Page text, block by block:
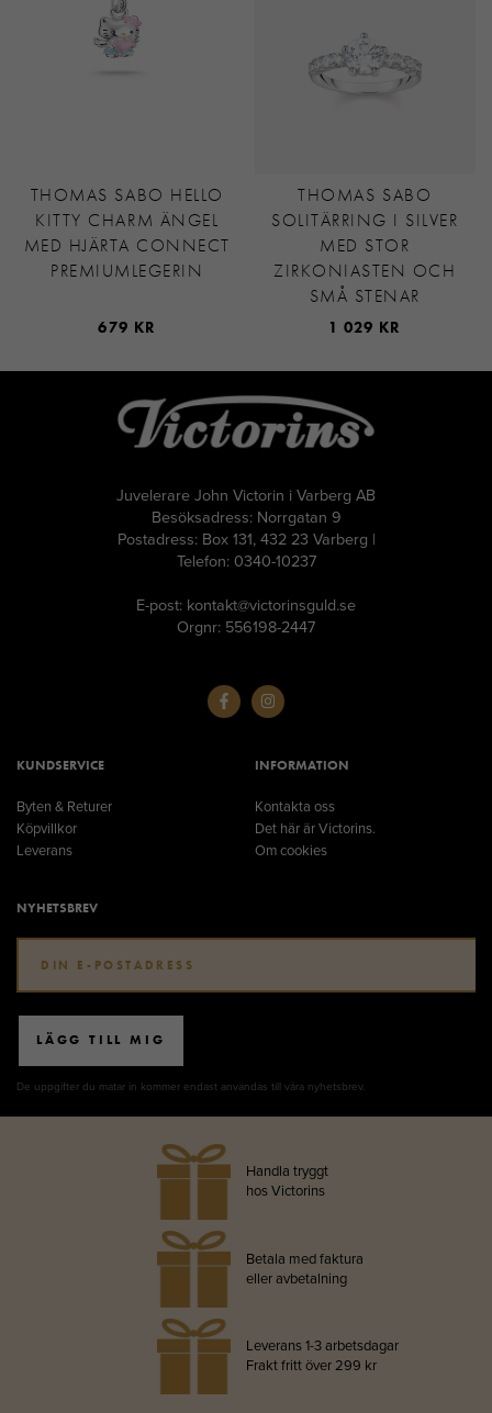
THOMAS SABO HELLO
KITTY CHARM ÄNGEL
MED HJÄRTA CONNECT
PREMIUMLEGERIN
679 KR
THOMAS SABO
SOLITÄRRING I SILVER
MED STOR
ZIRKONIASTEN OCH
SMÅ STENAR
1 029 KR
Juvelerare John Victorin i Varberg AB
Besöksadress: Norrgatan 9
Postadress: Box 131, 432 23 Varberg |
Telefon: 0340-10237
E-post: kontakt@victorinsguld.se
Orgnr: 556198-2447
KUNDSERVICE
Byten & Returer
Köpvillkor
Leverans
INFORMATION
Kontakta oss
Det här är Victorins.
Om cookies
NYHETSBREV
LÄGG TILL MIG
De uppgifter du matar in kommer endast användas till våra nyhetsbrev.
Handla tryggt
hos Victorins
Betala med faktura
eller avbetalning
Leverans 1-3 arbetsdagar
Frakt fritt över 299 kr